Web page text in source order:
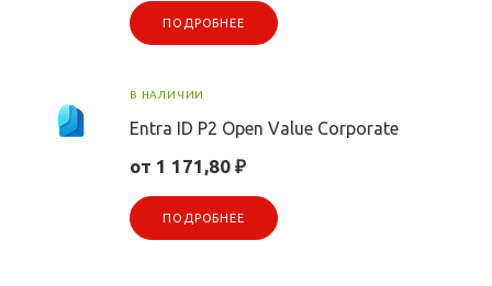
ПОДРОБНЕЕ
В НАЛИЧИИ
Entra ID P2 Open Value Corporate
от 1 171,80 ₽
ПОДРОБНЕЕ